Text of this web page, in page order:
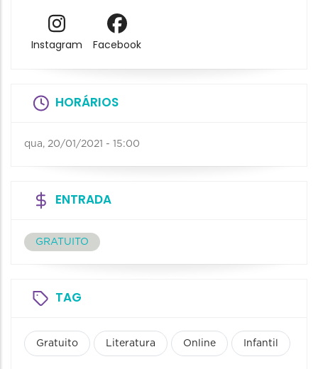
Instagram Facebook
HORÁRIOS
qua, 20/01/2021 - 15:00
ENTRADA
GRATUITO
TAG
Gratuito Literatura Online Infantil